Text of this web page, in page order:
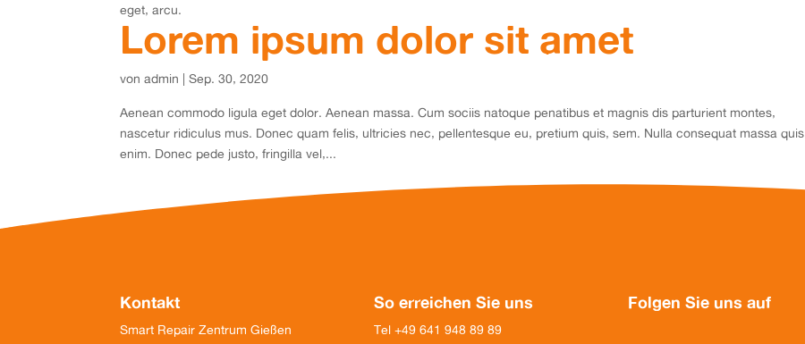
eget, arcu.
Lorem ipsum dolor sit amet
vonadmin |Sep. 30, 2020
Aenean commodo ligula eget dolor. Aenean massa. Cum sociis natoque penatibus et magnis dis parturient montes,
nascetur ridiculus mus. Donec quam felis, ultricies nec, pellentesque eu, pretium quis, sem. Nulla consequat massa quis
enim. Donec pede justo, fringilla vel,...
Kontakt
Smart Repair Zentrum Gießen
So erreichen Sie uns
Tel +49 641 948 89 89
Folgen Sie uns auf